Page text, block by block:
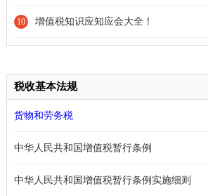
了!
10 增值税知识应知应会大全！
税收基本法规
货物和劳务税
中华人民共和国增值税暂行条例
中华人民共和国增值税暂行条例实施细则